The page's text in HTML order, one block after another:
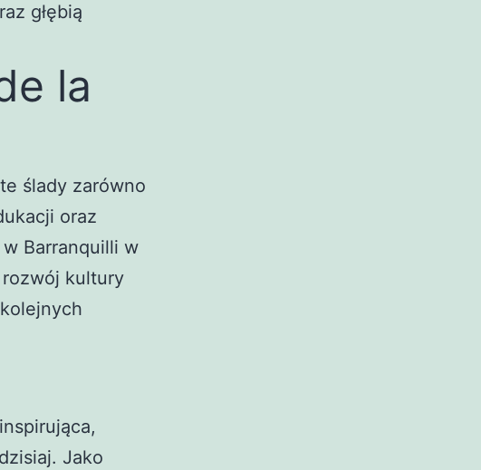
głębią
la
ślady zarówno
oraz
Barranquilli w
rozwój kultury
Jako